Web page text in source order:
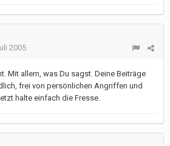
2005
Mit allem, was Du sagst. Deine Beiträge
frei von persönlichen Angriffen und
halte einfach die Fresse.